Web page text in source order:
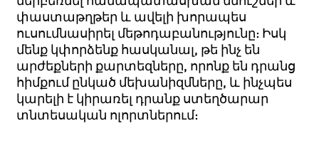
փաստաթղթեր և ավելի խորապես
ուսումնասիրել մեթոդաբանությունը: Իսկ
մենք կփորձենք հասկանալ, թե ինչ են
արժեքների քարտեզները, որոնք են դրանց
հիմքում ընկած մեխանիզմները, և ինչպես
կարելի է կիրառել դրանք ստեղծարար
տնտեսական ոլորտներում: